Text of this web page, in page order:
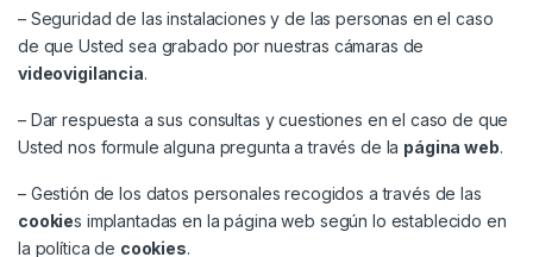
– Seguridad de las instalaciones y de las personas en el caso
de que Usted sea grabado por nuestras cámaras de
videovigilancia.
– Dar respuesta a sus consultas y cuestiones en el caso de que
Usted nos formule alguna pregunta a través de la página web.
– Gestión de los datos personales recogidos a través de las
cookies implantadas en la página web según lo establecido en
la política de cookies.